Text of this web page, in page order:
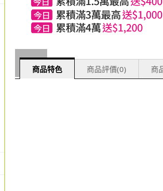
商品特色 商品評價(0) 商